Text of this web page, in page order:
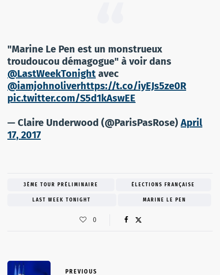
"Marine Le Pen est un monstrueux
troudoucou démagogue" à voir dans
@LastWeekTonight avec
@iamjohnoliverhttps://t.co/iyEJs5ze0R
pic.twitter.com/S5d1kAswEE
— Claire Underwood (@ParisPasRose) April
17, 2017
3ÈME TOUR PRÉLIMINAIRE ÉLECTIONS FRANÇAISE
LAST WEEK TONIGHT MARINE LE PEN
0
PREVIOUS